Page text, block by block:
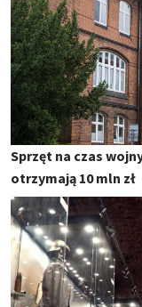
Sprzęt na czas
otrzymają 10 mln zł